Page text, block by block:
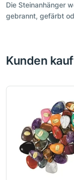
Die Steinanhänger
gebrannt, gefärbt
Kunden